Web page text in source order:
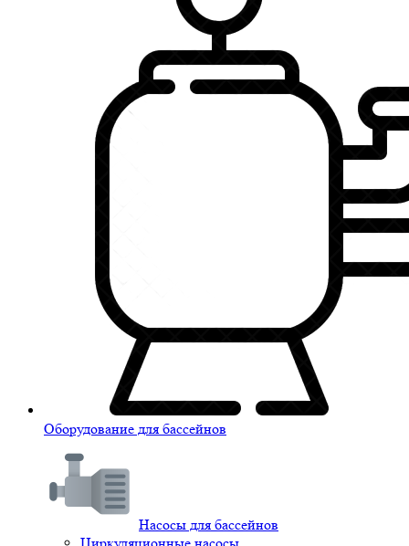
Оборудование для бассейнов
Насосы для бассейнов